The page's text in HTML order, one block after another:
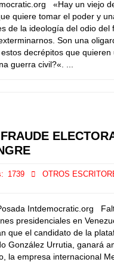
«Hay un viejo
quiere tomar el poder y
de la ideología del odio del
Son una
decrépitos que quieren
guerra civil?«. ...
1739 OTROS
Intdemocratic.org
presidenciales en
que el candidato de la
González Urrutia, ganará
la empresa internacional